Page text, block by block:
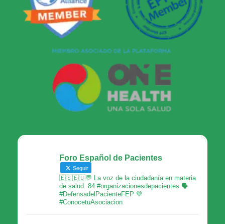
Foro Español de Pacientes
Seguir
🇪🇸🇪🇺💬 La voz de la ciudadanía en materia
de salud. 84 #organizacionesdepacientes 🗣
#DefensadelPacienteFEP 💚
#ConocetuAsociacion